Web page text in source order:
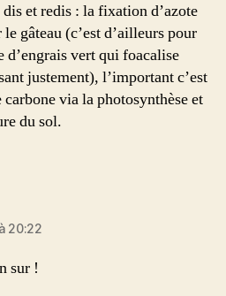
et redis : la fixation d’azote
le gâteau (c’est d’ailleurs pour
d’engrais vert qui foacalise
justement), l’important c’est
via la photosynthèse et
du sol.
20:22
sur !